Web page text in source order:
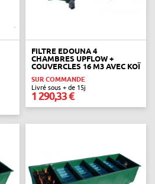
FILTRE EDOUNA 4
CHAMBRES UPFLOW +
COUVERCLES 16 M3 AVEC KOÏ
SUR COMMANDE
Livré sous + de 15j
1 290,33 €